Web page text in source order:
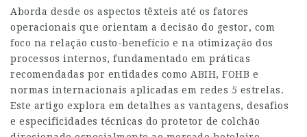
Aborda desde os aspectos têxteis até os fatores
operacionais que orientam a decisão do gestor, com
foco na relação custo-benefício e na otimização dos
processos internos, fundamentado em práticas
recomendadas por entidades como ABIH, FOHB e
normas internacionais aplicadas em redes 5 estrelas.
Este artigo explora em detalhes as vantagens, desafios
e especificidades técnicas do protetor de colchão